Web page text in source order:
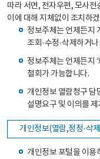
따라 서면, 전자우편, 모사
이에 대해 지체없이 조치하
정보주체는 언제든지
조회·수정·삭제하거
정보주체는 언제든지
철회가 가능합니다.
개인정보 열람청구 담
설명요구 및 이의를
개인정보(열람,정정·삭
개인정보 포털을 이